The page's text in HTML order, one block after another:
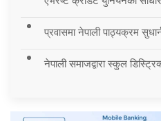
प्रवासमा नेपाली पाठ्यक्रम
नेपाली समाजद्वारा स्कुल